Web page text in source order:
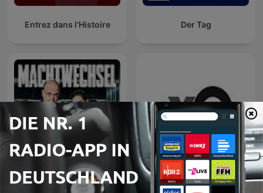
Entrez dans l'Histoire Der Tag
Machtwechsel Эхо Москвы